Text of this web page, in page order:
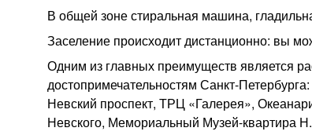
В общей зоне стиральная машина,
Заселение происходит дистанционно: вы
Одним из главных преимуществ является
достопримечательностям Санкт-
Невский проспект, ТРЦ «Галерея»,
Невского, Мемориальный Музей-квартира